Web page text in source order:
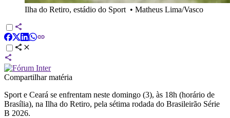
Ilha do Retiro, estádio do Sport • Matheus Lima/Vasco
Compartilhar matéria
Sport e Ceará se enfrentam neste domingo (3), às 18h (horário de
Brasília), na Ilha do Retiro, pela sétima rodada do Brasileirão Série
B 2026.